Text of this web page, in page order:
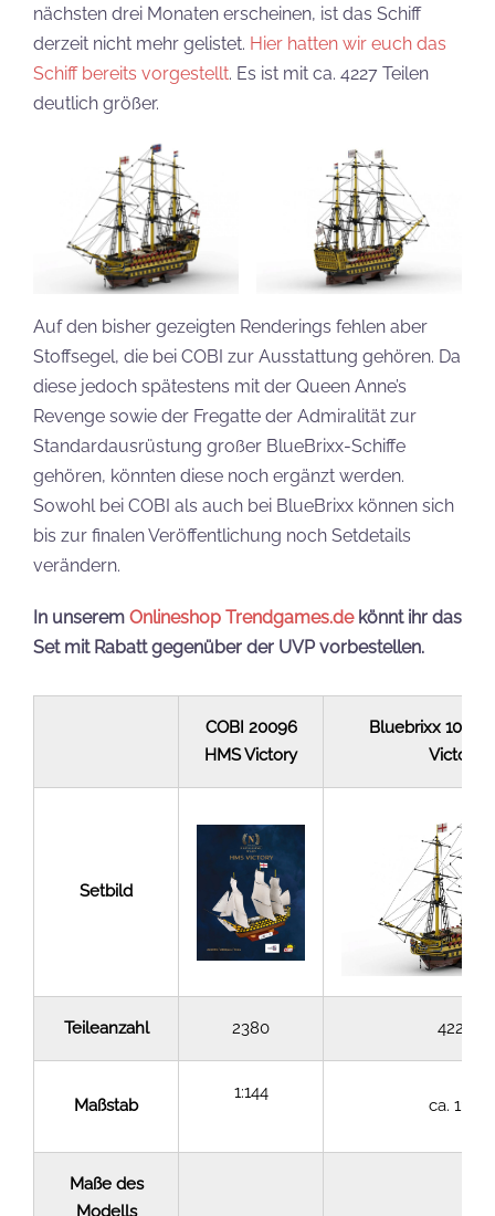
nächsten drei Monaten erscheinen, ist das Schiff
derzeit nicht mehr gelistet. Hier hatten wir euch das
Schiff bereits vorgestellt. Es ist mit ca. 4227 Teilen
deutlich größer.
Auf den bisher gezeigten Renderings fehlen aber
Stoffsegel, die bei COBI zur Ausstattung gehören. Da
diese jedoch spätestens mit der Queen Anne’s
Revenge sowie der Fregatte der Admiralität zur
Standardausrüstung großer BlueBrixx-Schiffe
gehören, könnten diese noch ergänzt werden.
Sowohl bei COBI als auch bei BlueBrixx können sich
bis zur finalen Veröffentlichung noch Setdetails
verändern.
In unserem Onlineshop Trendgames.dekönnt ihr das
Set mit Rabatt gegenüber der UVP vorbestellen.
COBI 20096
HMS Victory
Bluebrixx
Victory
Setbild
Teileanzahl 2380 4227
Maßstab
1:144
ca. 1:72
Maße des
Modells